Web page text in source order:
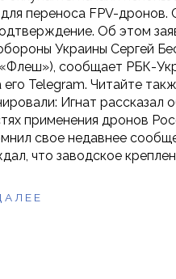
переноса FPV-дронов.
Об этом
Украины Сергей
сообщает РБК-
его Telegram. Читайте
Игнат рассказал
применения дронов
свое недавнее
что заводское